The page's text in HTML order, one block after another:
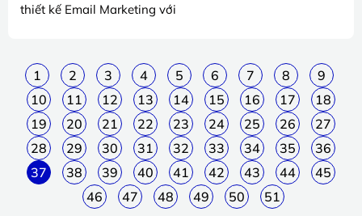
thiết kế Email Marketing với
1 2 3 4 5 6 7 8
9
10
11 12 13 14 15 16 17
18
19
20 21 22 23 24 25 26
27
28
29 30 31 32 33 34 35
36
37
38 39 40 41 42 43 44
45
46
47 48 49 50 51